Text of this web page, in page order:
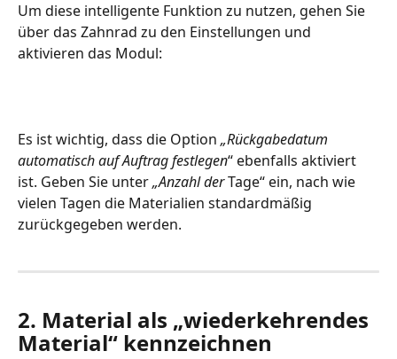
Um diese intelligente Funktion zu nutzen, gehen Sie
über das Zahnrad zu den Einstellungen und
aktivieren das Modul:
Es ist wichtig, dass die Option „Rückgabedatum
automatisch auf Auftrag festlegen“ ebenfalls aktiviert
ist. Geben Sie unter „Anzahl der Tage“ ein, nach wie
vielen Tagen die Materialien standardmäßig
zurückgegeben werden.
2. Material als „wiederkehrendes
Material“ kennzeichnen